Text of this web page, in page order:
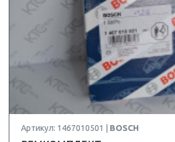
Артикул: 1467010501 | BOSCH